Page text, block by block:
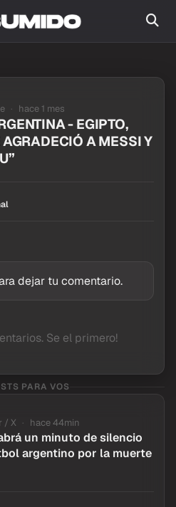
hace 1 mes
- EGIPTO,
A MESSI Y
dejar tu comentario.
Se el primero!
PARA VOS
/ X hace 44min
un minuto de silencio
argentino por la muerte